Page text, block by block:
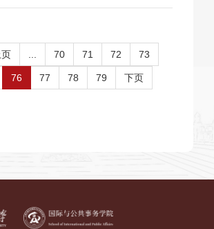
页 70 71 72 73
76 77 78 79 下页